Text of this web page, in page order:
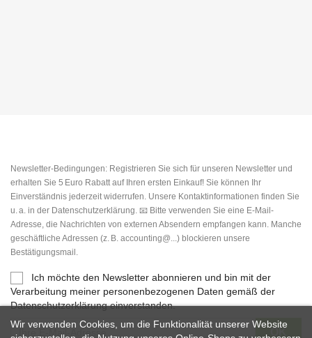
Newsletter-Bedingungen: Registrieren Sie sich für unseren Newsletter und
erhalten Sie 5 Euro Rabatt auf Ihren ersten Einkauf! Sie können Ihr
Einverständnis jederzeit widerrufen. Unsere Kontaktinformationen finden Sie
u. a. in der Datenschutzerklärung. 📧 Bitte verwenden Sie eine E-Mail-
Adresse, die Nachrichten von externen Absendern empfangen kann. Manche
geschäftliche Adressen (z. B. accounting@...) blockieren unsere
Bestätigungsmail.
Ich möchte den Newsletter abonnieren und bin mit der
Verarbeitung meiner personenbezogenen Daten gemäß der
Datenschutzerklärung einverstanden.
Wir verwenden Cookies, um die Funktionalität unserer Website